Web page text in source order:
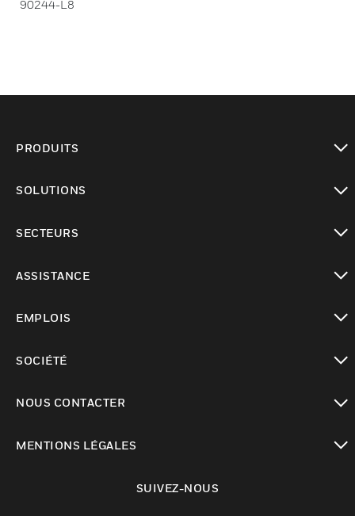
90244-L8
PRODUITS
SOLUTIONS
SECTEURS
ASSISTANCE
EMPLOIS
SOCIÉTÉ
NOUS CONTACTER
MENTIONS LÉGALES
SUIVEZ-NOUS